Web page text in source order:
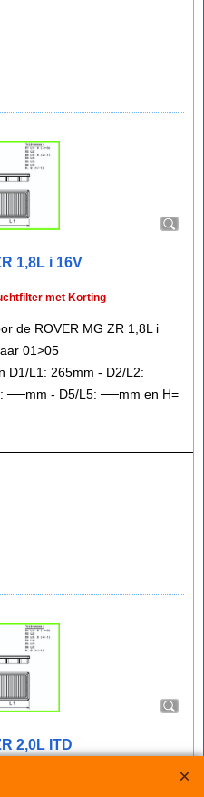
1,8L i 16V
met Korting
de ROVER MG ZR 1,8L i
01>05
D1/L1: 265mm - D2/L2:
──mm - D5/L5: ──mm en H=
2,0L ITD